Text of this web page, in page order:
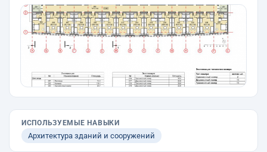
ИСПОЛЬЗУЕМЫЕ НАВЫКИ
Архитектура зданий и сооружений